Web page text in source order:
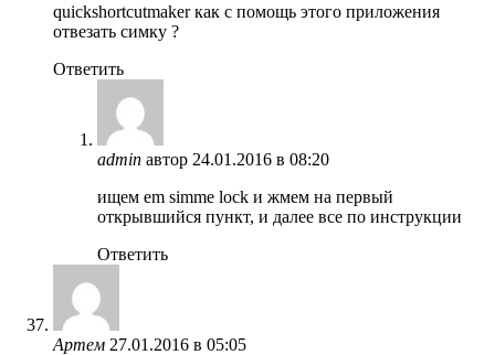
quickshortcutmaker как с помощь этого приложения
отвезать симку ?
Ответить
admin автор 24.01.2016 в 08:20
ищем em simme lock и жмем на первый
открывшийся пункт, и далее все по инструкции
Ответить
Артем 27.01.2016 в 05:05